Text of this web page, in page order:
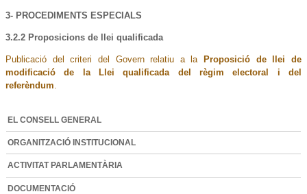
3- PROCEDIMENTS ESPECIALS
3.2.2 Proposicions de llei qualificada
Publicació del criteri del Govern relatiu a laProposició de llei de
modificació de la Llei qualificada del règim electoral i del
referèndum
EL CONSELL GENERAL
ORGANITZACIÓ INSTITUCIONAL
ACTIVITAT PARLAMENTÀRIA
DOCUMENTACIÓ